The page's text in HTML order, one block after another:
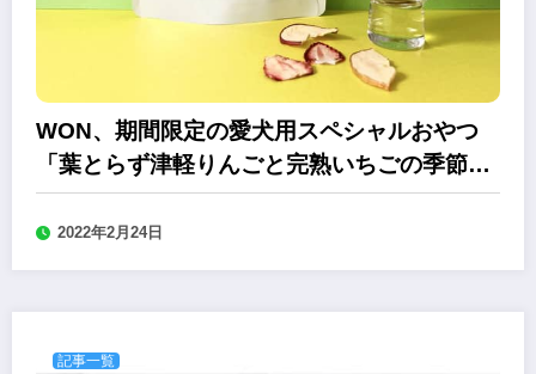
WON、期間限定の愛犬用スペシャルおやつ
「葉とらず津軽りんごと完熟いちごの季節の
フルーツアソート」
2022年2月24日
記事一覧